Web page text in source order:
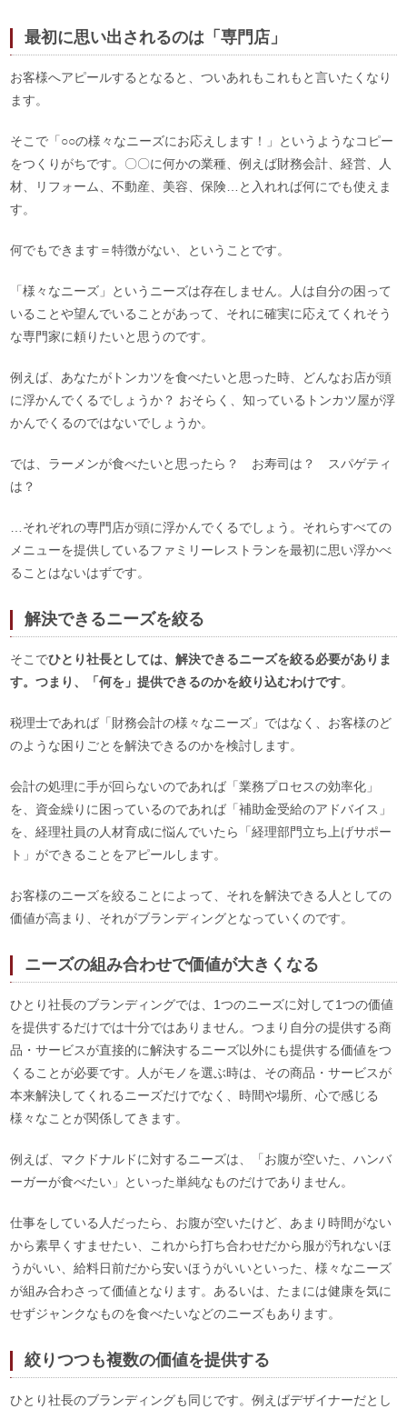
最初に思い出されるのは「専門店」
お客様へアピールするとなると、ついあれもこれもと言いたくなり
ます。
そこで「○○の様々なニーズにお応えします！」というようなコピー
をつくりがちです。〇〇に何かの業種、例えば財務会計、経営、人
材、リフォーム、不動産、美容、保険…と入れれば何にでも使えま
す。
何でもできます＝特徴がない、ということです。
「様々なニーズ」というニーズは存在しません。人は自分の困って
いることや望んでいることがあって、それに確実に応えてくれそう
な専門家に頼りたいと思うのです。
例えば、あなたがトンカツを食べたいと思った時、どんなお店が頭
に浮かんでくるでしょうか？ おそらく、知っているトンカツ屋が浮
かんでくるのではないでしょうか。
では、ラーメンが食べたいと思ったら？ お寿司は？ スパゲティ
は？
…それぞれの専門店が頭に浮かんでくるでしょう。それらすべての
メニューを提供しているファミリーレストランを最初に思い浮かべ
ることはないはずです。
解決できるニーズを絞る
そこでひとり社長としては、解決できるニーズを絞る必要がありま
す。つまり、「何を」提供できるのかを絞り込むわけです。
税理士であれば「財務会計の様々なニーズ」ではなく、お客様のど
のような困りごとを解決できるのかを検討します。
会計の処理に手が回らないのであれば「業務プロセスの効率化」
を、資金繰りに困っているのであれば「補助金受給のアドバイス」
を、経理社員の人材育成に悩んでいたら「経理部門立ち上げサポー
ト」ができることをアピールします。
お客様のニーズを絞ることによって、それを解決できる人としての
価値が高まり、それがブランディングとなっていくのです。
ニーズの組み合わせで価値が大きくなる
ひとり社長のブランディングでは、1つのニーズに対して1つの価値
を提供するだけでは十分ではありません。つまり自分の提供する商
品・サービスが直接的に解決するニーズ以外にも提供する価値をつ
くることが必要です。人がモノを選ぶ時は、その商品・サービスが
本来解決してくれるニーズだけでなく、時間や場所、心で感じる
様々なことが関係してきます。
例えば、マクドナルドに対するニーズは、「お腹が空いた、ハンバ
ーガーが食べたい」といった単純なものだけでありません。
仕事をしている人だったら、お腹が空いたけど、あまり時間がない
から素早くすませたい、これから打ち合わせだから服が汚れないほ
うがいい、給料日前だから安いほうがいいといった、様々なニーズ
が組み合わさって価値となります。あるいは、たまには健康を気に
せずジャンクなものを食べたいなどのニーズもあります。
絞りつつも複数の価値を提供する
ひとり社長のブランディングも同じです。例えばデザイナーだとし